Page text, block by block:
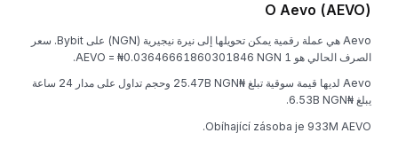
O Aevo (AEVO)
Aevo هي عملة رقمية يمكن تحويلها إلى نيرة نيجيرية (NGN) على Bybit. سعر
الصرف الحالي هو 1 AEVO = ₦0.03646661860301846 NGN.
Aevo لديها قيمة سوقية تبلغ ₦25.47B NGN وحجم تداول على مدار 24 ساعة
يبلغ ₦6.53B NGN.
Obíhající zásoba je 933M AEVO.